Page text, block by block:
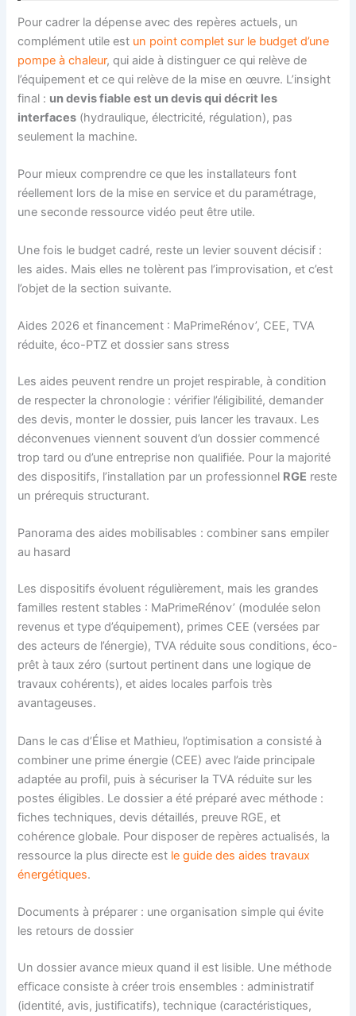
Pour cadrer la dépense avec des repères actuels, un
complément utile est un point complet sur le budget d’une
pompe à chaleur, qui aide à distinguer ce qui relève de
l’équipement et ce qui relève de la mise en œuvre. L’insight
final : un devis fiable est un devis qui décrit les
interfaces (hydraulique, électricité, régulation), pas
seulement la machine.
Pour mieux comprendre ce que les installateurs font
réellement lors de la mise en service et du paramétrage,
une seconde ressource vidéo peut être utile.
Une fois le budget cadré, reste un levier souvent décisif :
les aides. Mais elles ne tolèrent pas l’improvisation, et c’est
l’objet de la section suivante.
Aides 2026 et financement : MaPrimeRénov’, CEE, TVA
réduite, éco-PTZ et dossier sans stress
Les aides peuvent rendre un projet respirable, à condition
de respecter la chronologie : vérifier l’éligibilité, demander
des devis, monter le dossier, puis lancer les travaux. Les
déconvenues viennent souvent d’un dossier commencé
trop tard ou d’une entreprise non qualifiée. Pour la majorité
des dispositifs, l’installation par un professionnel RGE reste
un prérequis structurant.
Panorama des aides mobilisables : combiner sans empiler
au hasard
Les dispositifs évoluent régulièrement, mais les grandes
familles restent stables : MaPrimeRénov’ (modulée selon
revenus et type d’équipement), primes CEE (versées par
des acteurs de l’énergie), TVA réduite sous conditions, éco-
prêt à taux zéro (surtout pertinent dans une logique de
travaux cohérents), et aides locales parfois très
avantageuses.
Dans le cas d’Élise et Mathieu, l’optimisation a consisté à
combiner une prime énergie (CEE) avec l’aide principale
adaptée au profil, puis à sécuriser la TVA réduite sur les
postes éligibles. Le dossier a été préparé avec méthode :
fiches techniques, devis détaillés, preuve RGE, et
cohérence globale. Pour disposer de repères actualisés, la
ressource la plus directe est le guide des aides travaux
énergétiques.
Documents à préparer : une organisation simple qui évite
les retours de dossier
Un dossier avance mieux quand il est lisible. Une méthode
efficace consiste à créer trois ensembles : administratif
(identité, avis, justificatifs), technique (caractéristiques,